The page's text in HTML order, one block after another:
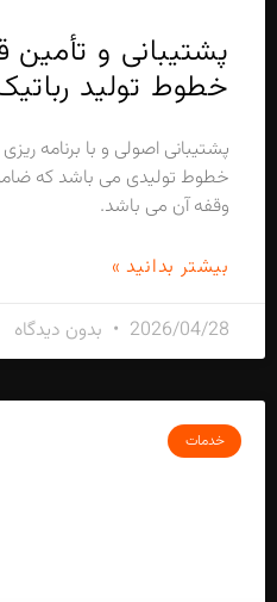
پشتیبانی و
خطوط تولید
پشتیبانی اصولی و با برنامه
خطوط تولیدی می باشد که
وقفه آن می باشد.
بیشتر بدانید »
2026/04/28 بدون دیدگاه
خدمات